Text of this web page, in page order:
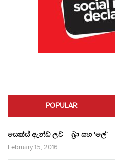
POPULAR
සෙක්ස් ඇන්ඩ් ලව් – බ්‍රා සහ ‘ලේ’
February 15, 2016